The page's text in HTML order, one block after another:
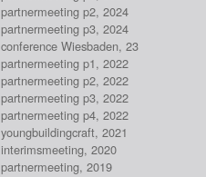
partnermeeting p2, 2024
partnermeeting p3, 2024
conference Wiesbaden, 23
partnermeeting p1, 2022
partnermeeting p2, 2022
partnermeeting p3, 2022
partnermeeting p4, 2022
youngbuildingcraft, 2021
interimsmeeting, 2020
partnermeeting, 2019